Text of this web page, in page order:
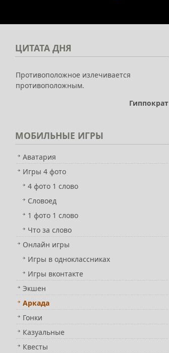
ЦИТАТА ДНЯ
Противоположное излечивается
противоположным.
Гиппократ
МОБИЛЬНЫЕ ИГРЫ
Аватария
Игры 4 фото
4 фото 1 слово
Словоед
1 фото 1 слово
Что за слово
Онлайн игры
Игры в одноклассниках
Игры вконтакте
Экшен
Аркада
Гонки
Казуальные
Квесты